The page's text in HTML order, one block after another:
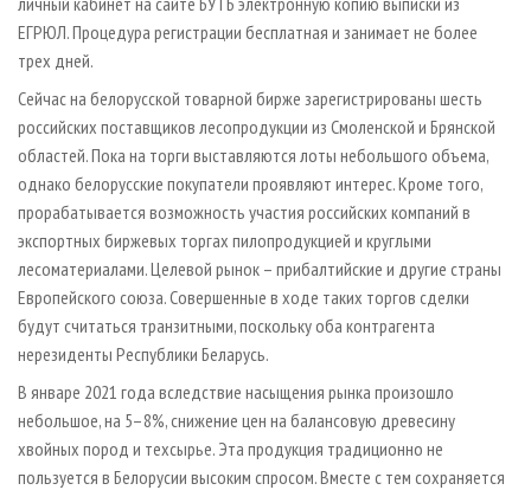
ЕГРЮЛ. Процедура регистрации бесплатная и занимает не более
трех дней.
Сейчас на белорусской товарной бирже зарегистрированы шесть
российских поставщиков лесопродукции из Смоленской и Брянской
областей. Пока на торги выставляются лоты небольшого объема,
однако белорусские покупатели проявляют интерес. Кроме того,
прорабатывается возможность участия российских компаний в
экспортных биржевых торгах пилопродукцией и круглыми
лесоматериалами. Целевой рынок – прибалтийские и другие страны
Европейского союза. Совершенные в ходе таких торгов сделки
будут считаться транзитными, поскольку оба контрагента
нерезиденты Республики Беларусь.
В январе 2021 года вследствие насыщения рынка произошло
небольшое, на 5–8%, снижение цен на балансовую древесину
хвойных пород и техсырье. Эта продукция традиционно не
пользуется в Белорусии высоким спросом. Вместе с тем сохраняется